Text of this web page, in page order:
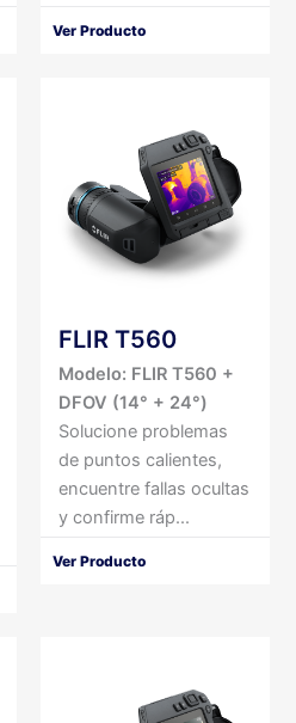
Ver Producto
FLIR T560
Modelo: FLIR T560 +
DFOV (14° + 24°)
Solucione problemas
de puntos calientes,
encuentre fallas ocultas
y confirme ráp...
Ver Producto